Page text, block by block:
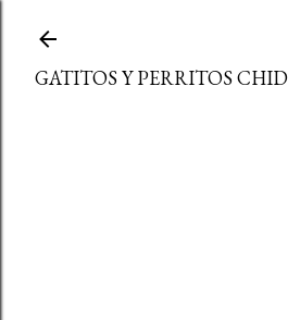
GATITOS Y PERRITOS